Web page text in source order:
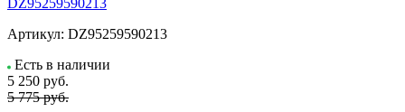
Артикул: DZ95259590213
Есть в наличии
5 250 руб.
5 775 руб.